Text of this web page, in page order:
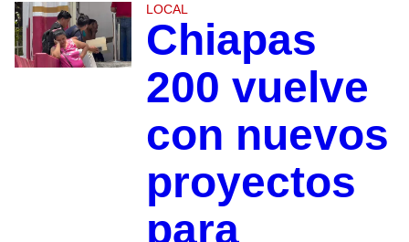
LOCAL
Chiapas
200 vuelve
con nuevos
proyectos
para